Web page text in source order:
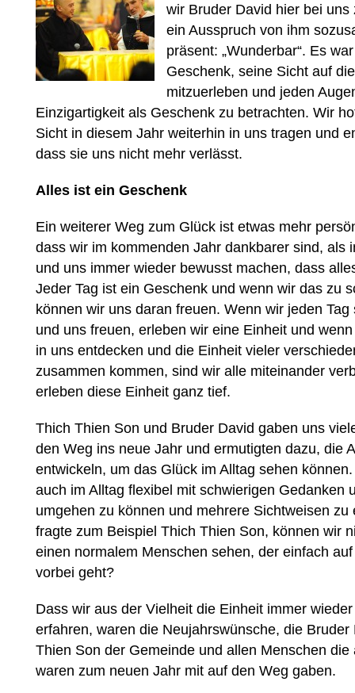
wir Bruder David hier bei
ein Ausspruch von ihm
präsent: „Wunderbar“. Es
Geschenk, seine Sicht auf
mitzuerleben und jeden
Einzigartigkeit als Geschenk zu betrachten. Wir
Sicht in diesem Jahr weiterhin in uns tragen und
dass sie uns nicht mehr verlässt.
Alles ist ein Geschenk
Ein weiterer Weg zum Glück ist etwas mehr
dass wir im kommenden Jahr dankbarer sind, als
und uns immer wieder bewusst machen, dass
Jeder Tag ist ein Geschenk und wenn wir das zu
können wir uns daran freuen. Wenn wir jeden
und uns freuen, erleben wir eine Einheit und
in uns entdecken und die Einheit vieler
zusammen kommen, sind wir alle miteinander
erleben diese Einheit ganz tief.
Thich Thien Son und Bruder David gaben uns
den Weg ins neue Jahr und ermutigten dazu, die
entwickeln, um das Glück im Alltag sehen
auch im Alltag flexibel mit schwierigen Gedanken
umgehen zu können und mehrere Sichtweisen zu
fragte zum Beispiel Thich Thien Son, können wir
einen normalem Menschen sehen, der einfach
vorbei geht?
Dass wir aus der Vielheit die Einheit immer
erfahren, waren die Neujahrswünsche, die Bruder
Thien Son der Gemeinde und allen Menschen die
waren zum neuen Jahr mit auf den Weg gaben.